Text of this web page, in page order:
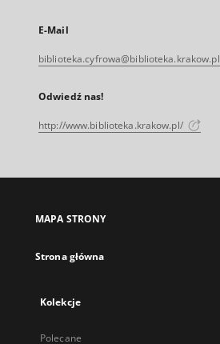
E-Mail
biblioteka.cyfrowa@biblioteka.krakow.pl
Odwiedź nas!
http://www.biblioteka.krakow.pl/
MAPA STRONY
Strona główna
Kolekcje
Polecane